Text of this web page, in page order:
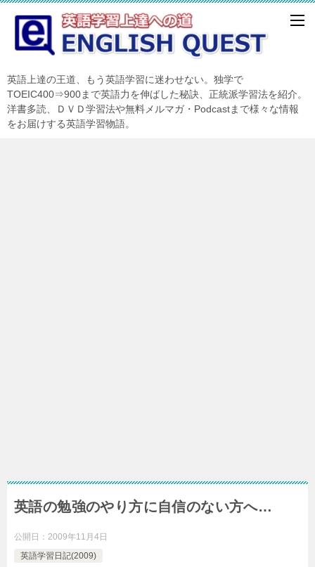
英語上達の王道、もう英語学習に迷わせない。独学で
TOEIC400⇒900まで英語力を伸ばした秘訣、正統派学習法を紹介。
洋書多読、ＤＶＤ学習法や無料メルマガ・Podcastまで様々な情報
をお届けする英語学習物語。
英語の勉強のやり方に自信のない方へ…
公開日： 2009年11月4日
英語学習日記(2009)